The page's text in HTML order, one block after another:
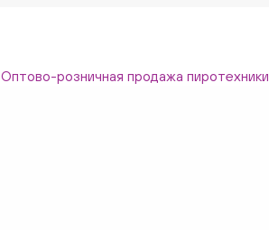
Оптово-розничная продажа пиротехники